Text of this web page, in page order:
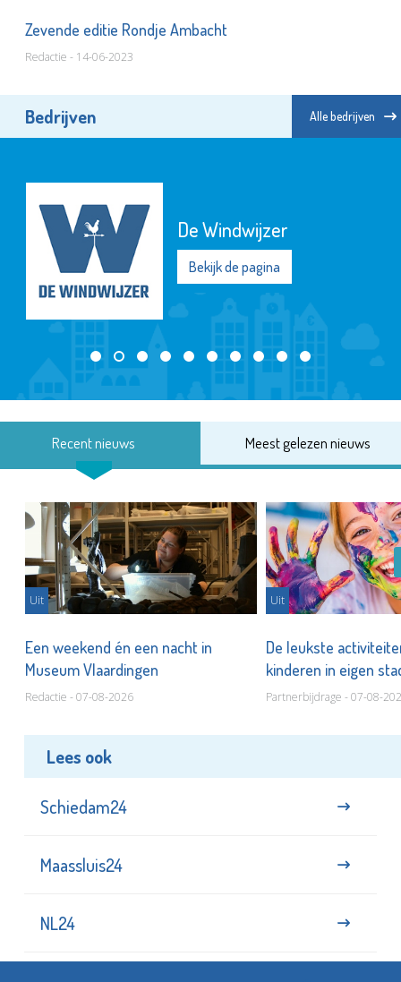
Zevende editie Rondje Ambacht
Redactie - 14-06-2023
Bedrijven Alle bedrijven
De Windwijzer
Bekijk de pagina
Recent nieuws Meest gelezen nieuws
Uit
Een weekend én een nacht in
Museum Vlaardingen
Redactie - 07-08-2026
Uit
De leukste
kinderen in eigen
Partnerbijdrage - 07-08-
Lees ook
Schiedam24
Maassluis24
NL24